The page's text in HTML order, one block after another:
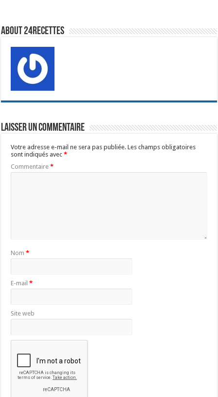
About 24recettes
Laisser un commentaire
Votre adresse e-mail ne sera pas publiée. Les champs obligatoires
sont indiqués avec*
Commentaire*
Nom*
E-mail*
Site web